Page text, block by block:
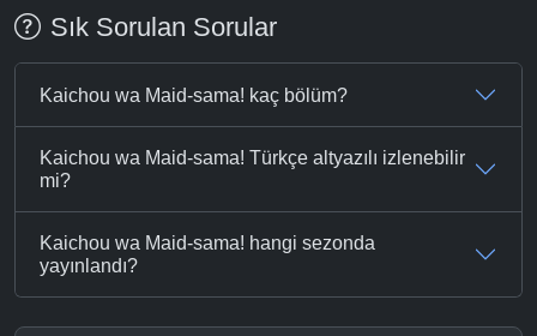
Sık Sorulan Sorular
Kaichou wa Maid-sama! kaç bölüm?
Kaichou wa Maid-sama! Türkçe altyazılı izlenebilir
mi?
Kaichou wa Maid-sama! hangi sezonda
yayınlandı?